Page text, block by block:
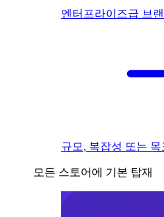
엔터프라이즈급 브
규모, 복잡성 또는
모든 스토어에 기본 탑재